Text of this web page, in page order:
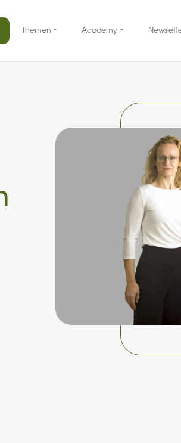
Themen Academy